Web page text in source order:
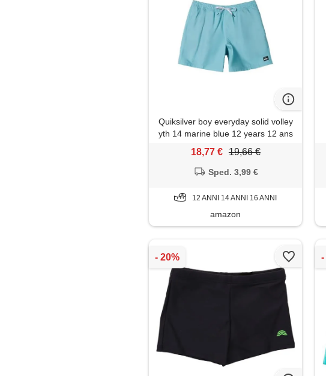
Quiksilver boy everyday solid volley
yth 14 marine blue 12 years 12 ans
18,77 € 19,66 €
Sped. 3,99 €
12 ANNI 14 ANNI 16 ANNI
amazon